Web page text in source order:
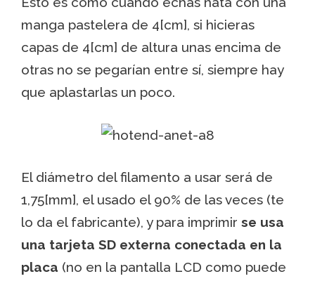
manga pastelera de 4[cm], si hicieras
capas de 4[cm] de altura unas encima de
otras no se pegarían entre sí, siempre hay
que aplastarlas un poco.
El diámetro del filamento a usar será de
1,75[mm], el usado el 90% de las veces (te
lo da el fabricante), y para imprimir se usa
una tarjeta SD externa conectada en la
placa (no en la pantalla LCD como puede